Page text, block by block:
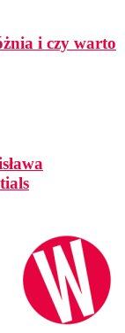
i czy warto